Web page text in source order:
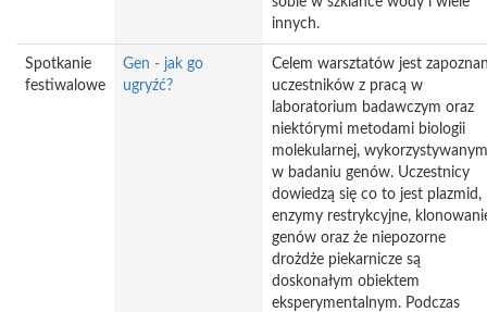
innych.
Spotkanie
festiwalowe
Gen - jak go
ugryźć?
Celem warsztatów jest
uczestników z pracą w
laboratorium badawczym oraz
niektórymi metodami biologii
molekularnej,
w badaniu genów. Uczestnicy
dowiedzą się co to jest plazmid,
enzymy restrykcyjne,
genów oraz że niepozorne
drożdże piekarnicze są
doskonałym obiektem
eksperymentalnym. Podczas